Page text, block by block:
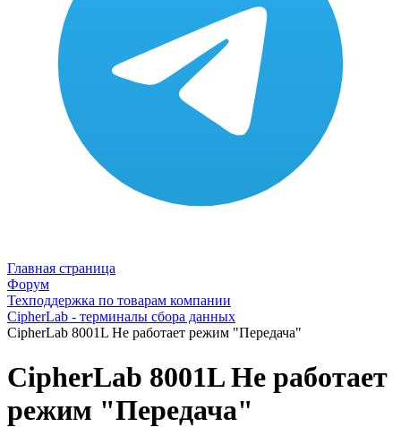
Главная страница
Форум
Техподдержка по товарам компании
CipherLab - терминалы сбора данных
CipherLab 8001L Не работает режим "Передача"
CipherLab 8001L Не работает
режим "Передача"